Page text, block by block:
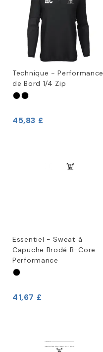
Technique - Performance
de Bord 1/4 Zip
45,83 £
Essentiel - Sweat à
Capuche Brodé B-Core
Performance
41,67 £